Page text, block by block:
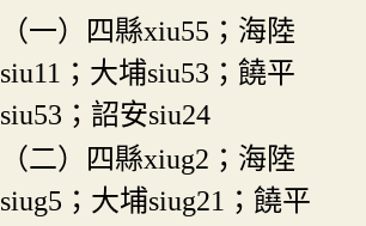
（一）四縣xiu55；海陸
siu11；大埔siu53；饒平
siu53；詔安siu24
（二）四縣xiug2；海陸
siug5；大埔siug21；饒平